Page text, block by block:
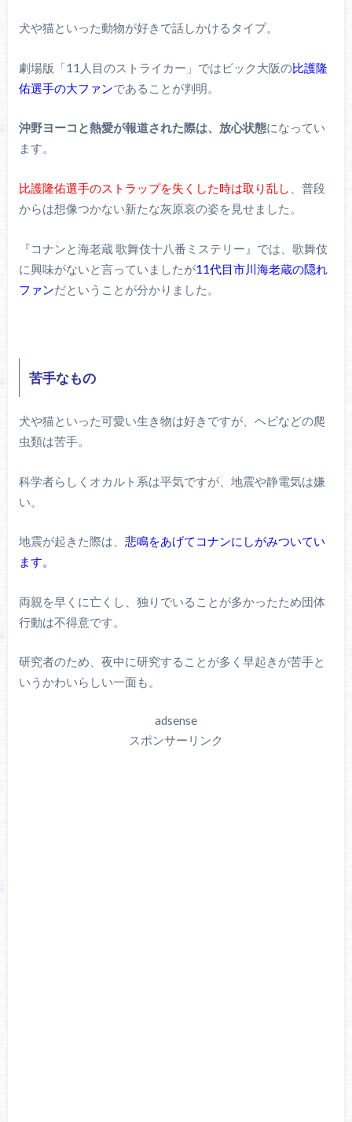
犬や猫といった動物が好きで話しかけるタイプ。
劇場版「11人目のストライカー」ではビック大阪の比護隆
佑選手の大ファンであることが判明。
沖野ヨーコと熱愛が報道された際は、放心状態になってい
ます。
比護隆佑選手のストラップを失くした時は取り乱し 、普段
からは想像つかない新たな灰原哀の姿を見せました。
『コナンと海老蔵 歌舞伎十八番ミステリー』では、歌舞伎
に興味がないと言っていましたが11代目市川海老蔵の隠れ
ファンだということが分かりました。
苦手なもの
犬や猫といった可愛い生き物は好きですが、ヘビなどの爬
虫類は苦手。
科学者らしくオカルト系は平気ですが、地震や静電気は嫌
い。
地震が起きた際は、 悲鳴をあげてコナンにしがみついてい
ます。
両親を早くに亡くし、独りでいることが多かったため団体
行動は不得意です。
研究者のため、夜中に研究することが多く早起きが苦手と
いうかわいらしい一面も。
adsense
スポンサーリンク